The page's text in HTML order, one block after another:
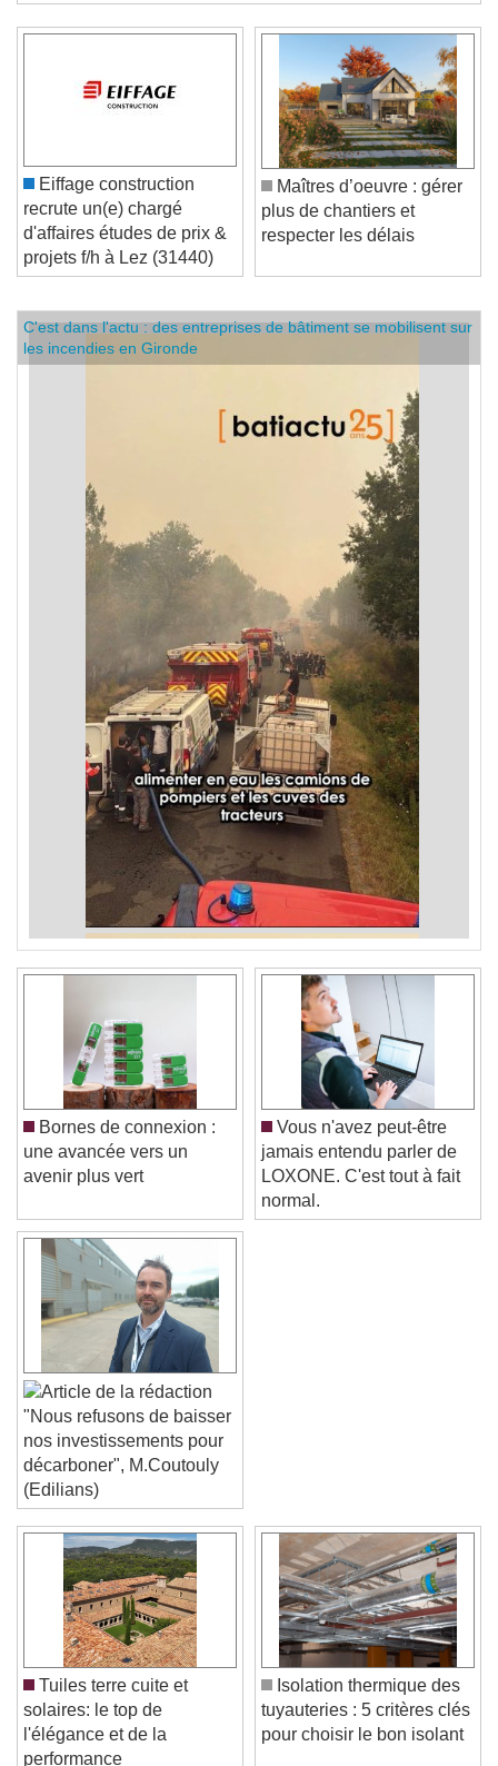
Eiffage construction
recrute un(e) chargé
d'affaires études de prix &
projets f/h à Lez (31440)
Maîtres d’oeuvre : gérer
plus de chantiers et
respecter les délais
Video Player is loading.
Play Video
Play
Skip Backward
Skip Forward
Unmute
Current Time0:00
/
Duration-:-
Loaded :0%
Stream Type
Seek to live, currently behind live
C'est dans l'actu : des entreprises de bâtiment se mobilisent sur
les incendies en Gironde
Bornes de connexion :
une avancée vers un
avenir plus vert
Vous n'avez peut-être
jamais entendu parler de
LOXONE. C'est tout à fait
normal.
"Nous refusons de baisser
nos investissements pour
décarboner", M.Coutouly
(Edilians)
Tuiles terre cuite et
solaires: le top de
l'élégance et de la
performance
Isolation thermique des
tuyauteries : 5 critères clés
pour choisir le bon isolant